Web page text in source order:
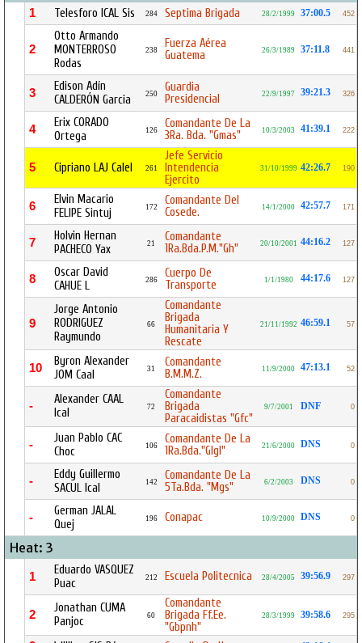
1 Telesforo ICAL Sis 284 Septima Brigada 28/2/1999 37:00.5 452
2
Otto Armando
MONTERROSO
Rodas
238
Fuerza Aérea
Guatema
26/3/1989 37:11.8 441
3
Edison Adín
CALDERÓN Garcia
250
Guardia
Presidencial
22/9/1997 39:21.3 326
4
Erix CORADO
Ortega
126
Comandante De La
3Ra. Bda. "Gmas"
10/3/2003 41:39.1 222
5 Cipriano LAJ Calel 261
Jefe Servicio
Intendencia
Ejercito
31/10/1999 42:26.7 190
6
Elvin Macario
FELIPE Sintuj
172
Comandante Del
Cosede.
14/1/2000 42:57.7 171
7
Holvin Hernan
PACHECO Yax
21
Comandante
1Ra.Bda.P.M."Gh"
20/10/2001 44:16.2 127
8
Oscar David
CAHUE L
286
Cuerpo De
Transporte
1/1/1980 44:17.6 127
9
Jorge Antonio
RODRIGUEZ
Raymundo
66
Comandante
Brigada
Humanitaria Y
Rescate
21/11/1992 46:59.1 57
10
Byron Alexander
JOM Caal
31
Comandante
B.M.M.Z.
11/9/2000 47:13.1 52
-
Alexander CAAL
Ical
72
Comandante
Brigada
Paracaidistas "Gfc"
9/7/2001 DNF 0
-
Juan Pablo CAC
Choc
106
Comandante De La
1Ra.Bda."Glgl"
21/6/2000 DNS 0
-
Eddy Guillermo
SACUL Ical
142
Comandante De La
5Ta.Bda. "Mgs"
6/2/2003 DNS 0
-
German JALAL
Quej
196 Conapac 10/9/2000 DNS 0
Heat: 3
1
Eduardo VASQUEZ
Puac
212 Escuela Politecnica 28/4/2005 39:56.9 297
2
Jonathan CUMA
Panjoc
60
Comandante
Brigada Ff.Ee.
"Gbpnh"
28/3/1999 39:58.6 295